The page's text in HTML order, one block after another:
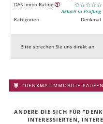
DAS Immo Rating
Aktuell in Prüfung
Kategorien
Denkmal
Bitte sprechen Sie uns direkt an.
"DENKMALIMMOBILIE
ANDERE DIE SICH FÜR
INTERESSIERTEN,